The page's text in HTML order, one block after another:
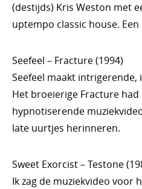
(destijds) Kris Weston met
uptempo classic house.
Seefeel – Fracture (1994)
Seefeel maakt
Het broeierige Fracture had
hypnotiserende
late uurtjes herinneren.
Sweet Exorcist – Testone
Ik zag de muziekvideo voor